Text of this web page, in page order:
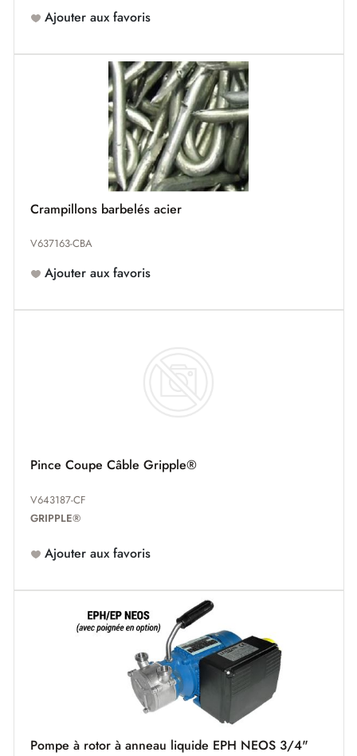
Ajouter aux favoris
Crampillons barbelés acier
V637163-CBA
Ajouter aux favoris
Pince Coupe Câble Gripple®
V643187-CF
GRIPPLE®
Ajouter aux favoris
Pompe à rotor à anneau liquide EPH NEOS 3/4"